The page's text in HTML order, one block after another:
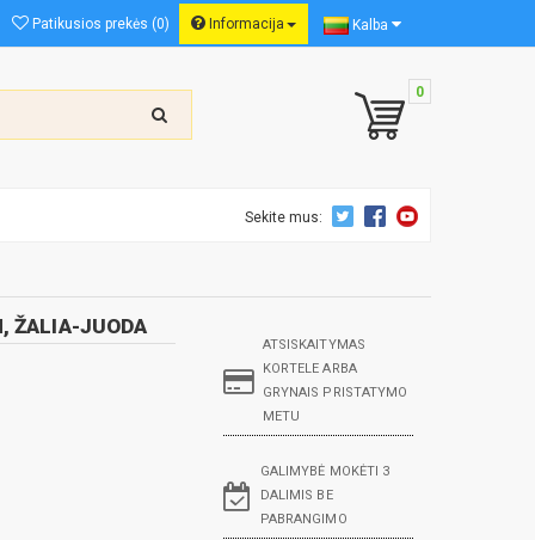
Patikusios prekės (0) Informacija Kalba
0
Sekite mus:
ŽALIA-JUODA
ATSISKAITYMAS
KORTELE ARBA
GRYNAIS PRISTATYMO
METU
GALIMYBĖ MOKĖTI 3
DALIMIS BE
PABRANGIMO